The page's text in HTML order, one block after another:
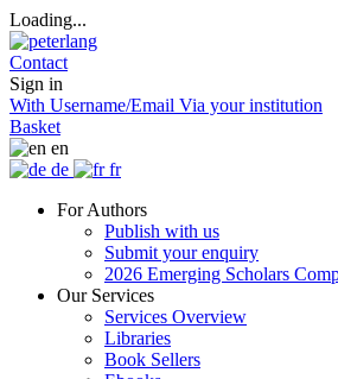
Loading...
Contact
Sign in
With Username/Email Via your institution
Basket
en
de
fr
For Authors
Publish with us
Submit your enquiry
2026 Emerging Scholars
Our Services
Services Overview
Libraries
Book Sellers